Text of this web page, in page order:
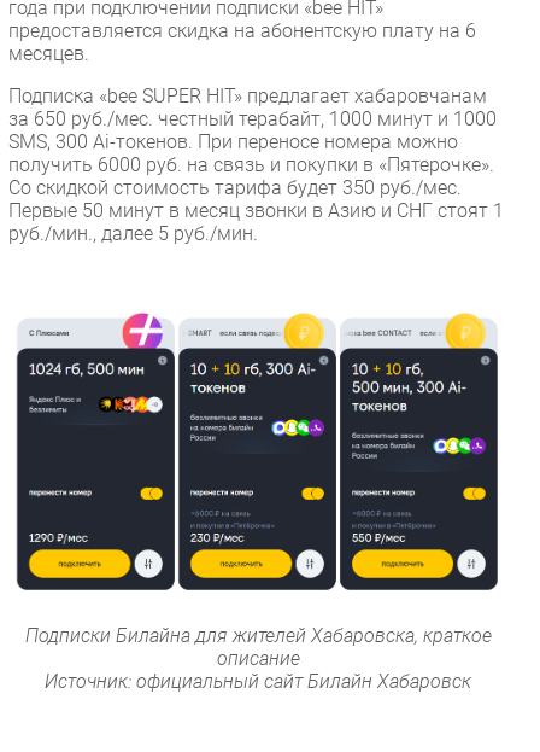
года при подключении подписки «bee HIT»
предоставляется скидка на абонентскую плату на 6
месяцев.
Подписка «bee SUPER HIT» предлагает хабаровчанам
за 650 руб./мес. честный терабайт, 1000 минут и 1000
SMS, 300 Ai-токенов. При переносе номера можно
получить 6000 руб. на связь и покупки в «Пятерочке».
Со скидкой стоимость тарифа будет 350 руб./мес.
Первые 50 минут в месяц звонки в Азию и СНГ стоят 1
руб./мин., далее 5 руб./мин.
Подписки Билайна для жителей Хабаровска, краткое
описание
Источник: официальный сайт Билайн Хабаровск